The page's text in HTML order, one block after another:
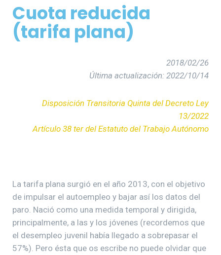
Cuota reducida
(tarifa plana)
2018/02/26
Última actualización: 2022/10/14
Disposición Transitoria Quinta del Decreto Ley
13/2022
Artículo 38 ter del Estatuto del Trabajo Autónomo
La tarifa plana surgió en el año 2013, con el objetivo
de impulsar el autoempleo y bajar así los datos del
paro. Nació como una medida temporal y dirigida,
principalmente, a las y los jóvenes (recordemos que
el desempleo juvenil había llegado a sobrepasar el
57%). Pero ésta que os escribe no puede olvidar que